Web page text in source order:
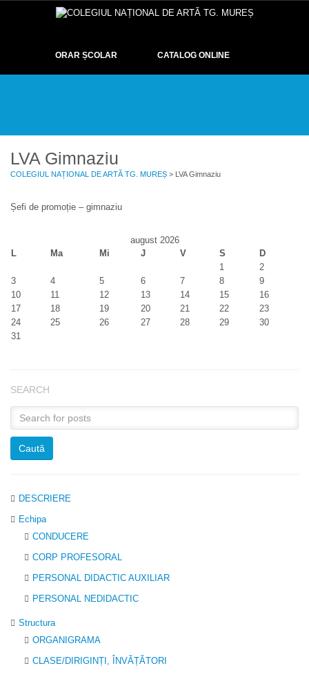
ORAR ȘCOLAR CATALOG ONLINE
LVA Gimnaziu
COLEGIUL NAȚIONAL DE ARTĂ TG. MUREȘ > LVA Gimnaziu
Șefi de promoție – gimnaziu
august 2026
L
Ma Mi J V S
D
1
2
3
4 5 6 7 8
9
10
11 12 13 14 15
16
17
18 19 20 21 22
23
24
25 26 27 28 29
30
31
SEARCH
DESCRIERE
Echipa
CONDUCERE
CORP PROFESORAL
PERSONAL DIDACTIC AUXILIAR
PERSONAL NEDIDACTIC
Structura
ORGANIGRAMA
CLASE/DIRIGINȚI, ÎNVĂȚĂTORI